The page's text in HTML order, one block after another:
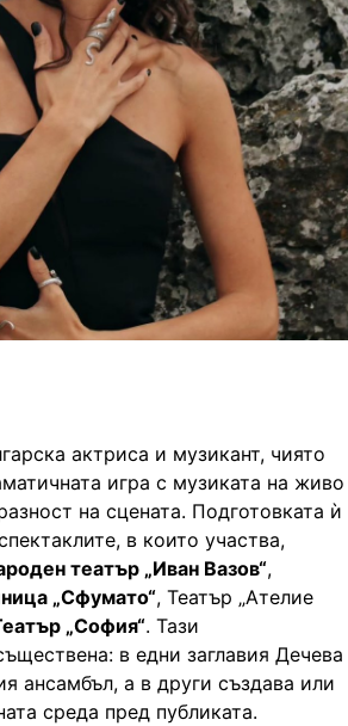
актриса и музикант, чиято
игра с музиката на живо
на сцената. Подготовката ѝ
в които участва,
театър „Иван Вазов“,
„Сфумато“, Театър „Ателие
„София“. Тази
в едни заглавия Дечева
ансамбъл, а в други създава или
среда пред публиката.